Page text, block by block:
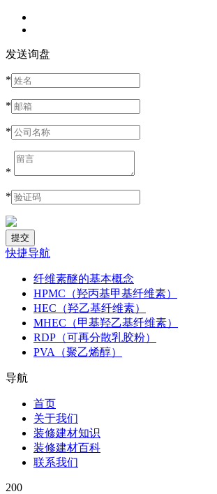
发送询盘
*
*
*
*
*
快捷导航
纤维素醚的基本概念
HPMC（羟丙基甲基纤维素）
HEC（羟乙基纤维素）
MHEC（甲基羟乙基纤维素）
RDP（可再分散乳胶粉）
PVA（聚乙烯醇）
导航
首页
关于我们
装修建材知识
装修建材百科
联系我们
200